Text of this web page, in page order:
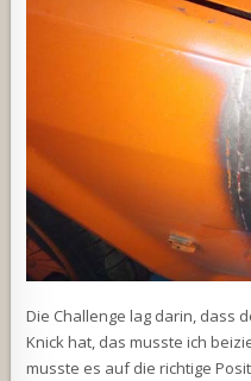
Die Challenge lag darin, dass
Knick hat, das musste ich
musste es auf die richtige